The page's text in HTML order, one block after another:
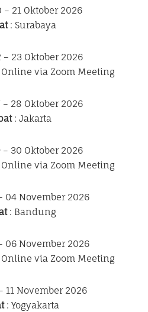
– 21 Oktober 2026
: Surabaya
23 Oktober 2026
via Zoom Meeting
28 Oktober 2026
: Jakarta
– 30 Oktober 2026
via Zoom Meeting
04 November 2026
: Bandung
06 November 2026
via Zoom Meeting
11 November 2026
: Yogyakarta